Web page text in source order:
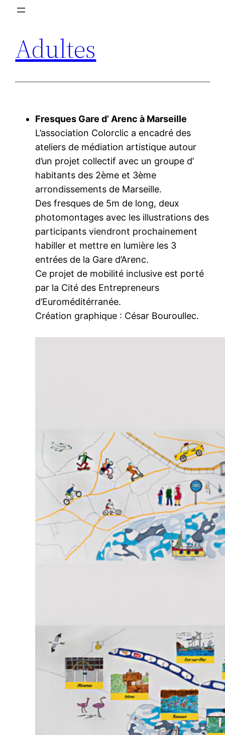
Aller
contenu
Adultes
Fresques Gare d’ Arenc à Marseille
L’association Colorclic a encadré des
ateliers de médiation artistique autour
d’un projet collectif avec un groupe d’
habitants des 2ème et 3ème
arrondissements de Marseille.
Des fresques de 5m de long, deux
photomontages avec les illustrations des
participants viendront prochainement
habiller et mettre en lumière les 3
entrées de la Gare d’Arenc.
Ce projet de mobilité inclusive est porté
par la Cité des Entrepreneurs
d’Euroméditérranée.
Création graphique : César Bouroullec.